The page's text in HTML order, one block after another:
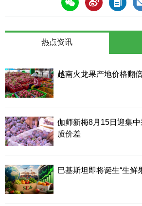
热点资讯
越南火龙果产地价格翻
伽师新梅8月15日迎集
质价差
巴基斯坦即将诞生“生鲜